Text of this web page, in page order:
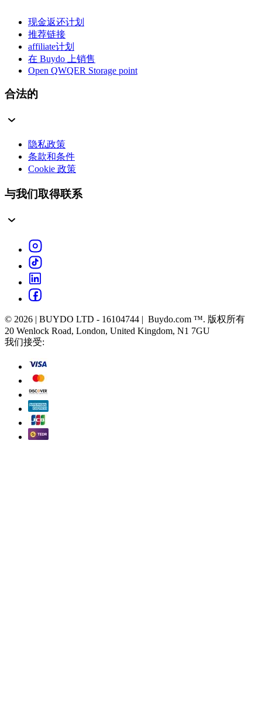
现金返还计划
推荐链接
affiliate计划
在 Buydo 上销售
Open QWQER Storage point
合法的
隐私政策
条款和条件
Cookie 政策
与我们取得联系
© 2026 | BUYDO LTD - 16104744 | Buydo.com ™. 版权所有
20 Wenlock Road, London, United Kingdom, N1 7GU
我们接受: